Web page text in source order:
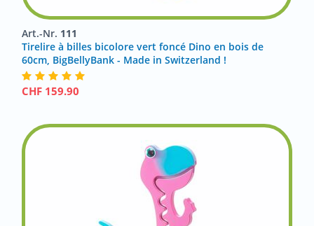
Art.-Nr. 111
Tirelire à billes bicolore vert foncé Dino en bois de
60cm, BigBellyBank - Made in Switzerland !
CHF 159.90